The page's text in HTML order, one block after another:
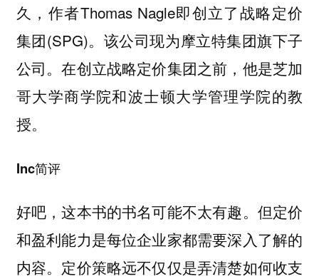
久，作者Thomas Nagle即创立了战略定价
集团(SPG)。该公司现为摩立特集团旗下子
公司。在创立战略定价集团之前，他是芝加
哥大学商学院和波士顿大学管理学院的教
授。
Inc简评
好吧，这本书的书名可能不太有趣。但定价
和盈利能力是每位企业家都需要深入了解的
内容。定价策略远不仅仅是弄清楚如何收支